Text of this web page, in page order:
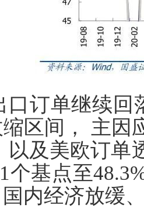
口订单继续回
缩区间， 主因
以及美欧订单
个基点至
内经济放缓